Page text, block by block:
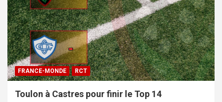
FRANCE-MONDE RCT
Toulon à Castres pour finir le Top 14